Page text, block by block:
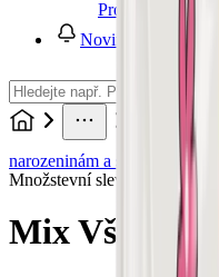
Pro holky
Pro
Novinky
narozeninám a svátku
Mix
Množstevní sleva
Mix Vše